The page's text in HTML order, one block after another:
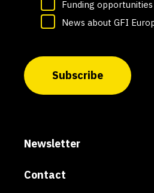
Funding opportunities
News about GFI
Subscribe
Newsletter
Contact